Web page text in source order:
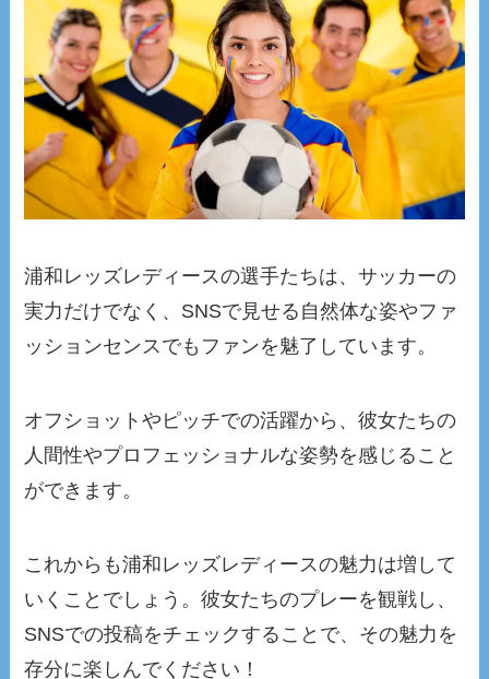
浦和レッズレディースの選手たちは、サッカーの
実力だけでなく、SNSで見せる自然体な姿やファ
ッションセンスでもファンを魅了しています。
オフショットやピッチでの活躍から、彼女たちの
人間性やプロフェッショナルな姿勢を感じること
ができます。
これからも浦和レッズレディースの魅力は増して
いくことでしょう。彼女たちのプレーを観戦し、
SNSでの投稿をチェックすることで、その魅力を
存分に楽しんでください！